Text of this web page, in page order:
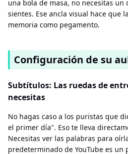
una bola de masa, no necesitas un
sientes. Ese ancla visual hace que
memoria como pegamento.
Configuración de su
Subtítulos: Las ruedas de
necesitas
No hagas caso a los puristas que
el primer día". Eso te lleva
Necesitas ver las palabras para
predeterminado de YouTube es un